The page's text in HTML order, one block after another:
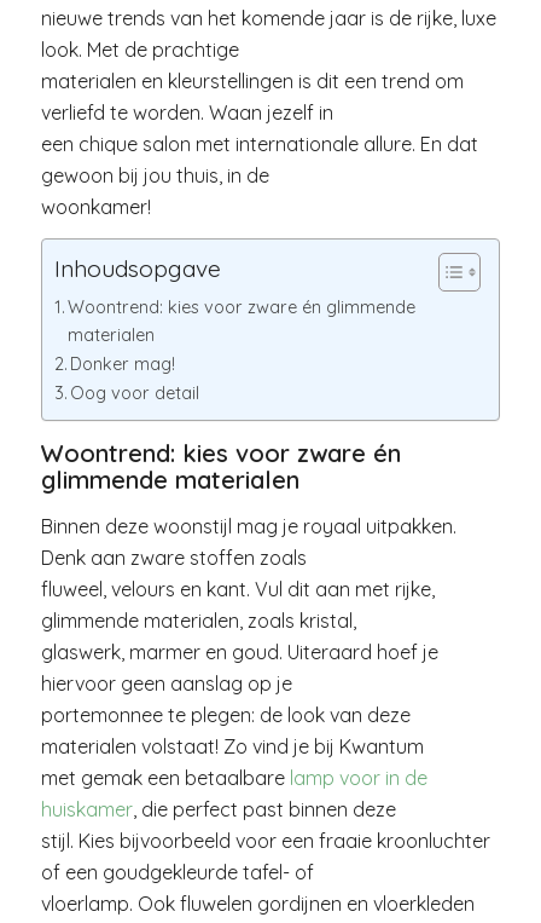
nieuwe trends van het komende jaar is de rijke, luxe
look. Met de prachtige
materialen en kleurstellingen is dit een trend om
verliefd te worden. Waan jezelf in
een chique salon met internationale allure. En dat
gewoon bij jou thuis, in de
woonkamer!
Inhoudsopgave
Woontrend: kies voor zware én glimmende
materialen
Donker mag!
Oog voor detail
Woontrend: kies voor zware én
glimmende materialen
Binnen deze woonstijl mag je royaal uitpakken.
Denk aan zware stoffen zoals
fluweel, velours en kant. Vul dit aan met rijke,
glimmende materialen, zoals kristal,
glaswerk, marmer en goud. Uiteraard hoef je
hiervoor geen aanslag op je
portemonnee te plegen: de look van deze
materialen volstaat! Zo vind je bij Kwantum
met gemak een betaalbarelamp voor in de
huiskamer, die perfect past binnen deze
stijl. Kies bijvoorbeeld voor een fraaie kroonluchter
of een goudgekleurde tafel- of
vloerlamp. Ook fluwelen gordijnen en vloerkleden